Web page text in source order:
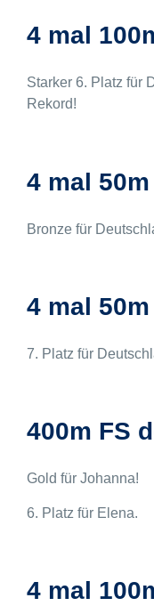
4 mal
Starker 6. Platz für
Rekord!
4 mal
Bronze für
4 mal
7. Platz für
400m FS
Gold für Johanna!
6. Platz für Elena.
4 mal